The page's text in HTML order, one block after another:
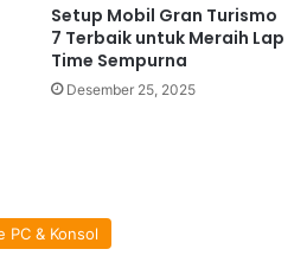
Setup Mobil Gran Turismo
7 Terbaik untuk Meraih Lap
Time Sempurna
Desember 25, 2025
PC & Konsol